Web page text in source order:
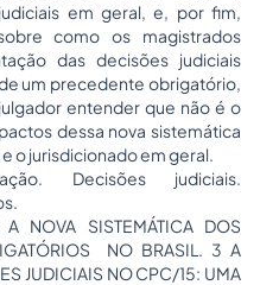
em geral, e, por fim,
como os magistrados
das decisões judiciais
um precedente obrigatório,
entender que não é o
dessa nova sistemática
o jurisdicionado em geral.
Decisões judiciais.
NOVA SISTEMÁTICA DOS
NO BRASIL. 3 A
JUDICIAIS NO CPC/15: UMA